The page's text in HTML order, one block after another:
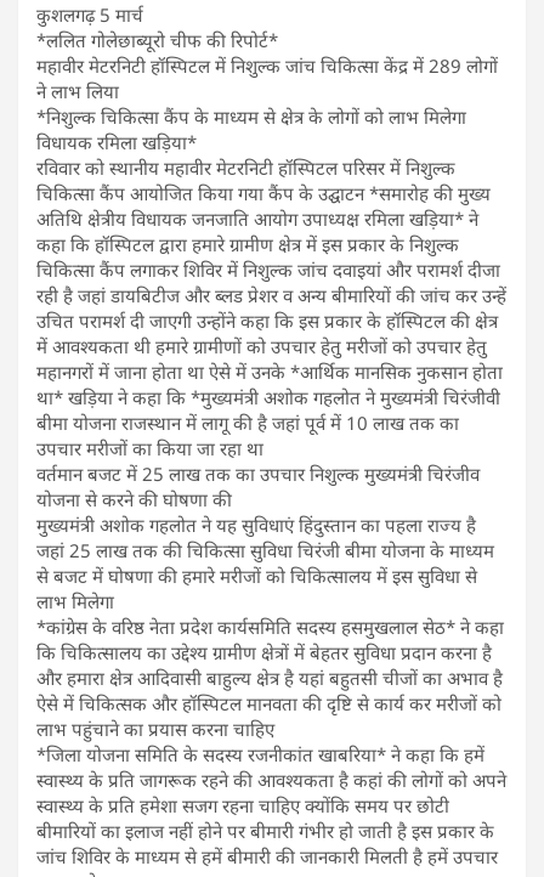
कुशलगढ़ 5 मार्च
*ललित गोलेछाब्यूरो चीफ की रिपोर्ट*
महावीर मेटरनिटी हॉस्पिटल में निशुल्क जांच चिकित्सा केंद्र में 289 लोगों
ने लाभ लिया
*निशुल्क चिकित्सा कैंप के माध्यम से क्षेत्र के लोगों को लाभ मिलेगा
विधायक रमिला खड़िया*
रविवार को स्थानीय महावीर मेटरनिटी हॉस्पिटल परिसर में निशुल्क
चिकित्सा कैंप आयोजित किया गया कैंप के उद्घाटन *समारोह की मुख्य
अतिथि क्षेत्रीय विधायक जनजाति आयोग उपाध्यक्ष रमिला खड़िया* ने
कहा कि हॉस्पिटल द्वारा हमारे ग्रामीण क्षेत्र में इस प्रकार के निशुल्क
चिकित्सा कैंप लगाकर शिविर में निशुल्क जांच दवाइयां और परामर्श दीजा
रही है जहां डायबिटीज और ब्लड प्रेशर व अन्य बीमारियों की जांच कर उन्हें
उचित परामर्श दी जाएगी उन्होंने कहा कि इस प्रकार के हॉस्पिटल की क्षेत्र
में आवश्यकता थी हमारे ग्रामीणों को उपचार हेतु मरीजों को उपचार हेतु
महानगरों में जाना होता था ऐसे में उनके *आर्थिक मानसिक नुकसान होता
था* खड़िया ने कहा कि *मुख्यमंत्री अशोक गहलोत ने मुख्यमंत्री चिरंजीवी
बीमा योजना राजस्थान में लागू की है जहां पूर्व में 10 लाख तक का
उपचार मरीजों का किया जा रहा था
वर्तमान बजट में 25 लाख तक का उपचार निशुल्क मुख्यमंत्री चिरंजीव
योजना से करने की घोषणा की
मुख्यमंत्री अशोक गहलोत ने यह सुविधाएं हिंदुस्तान का पहला राज्य है
जहां 25 लाख तक की चिकित्सा सुविधा चिरंजी बीमा योजना के माध्यम
से बजट में घोषणा की हमारे मरीजों को चिकित्सालय में इस सुविधा से
लाभ मिलेगा
*कांग्रेस के वरिष्ठ नेता प्रदेश कार्यसमिति सदस्य हसमुखलाल सेठ* ने कहा
कि चिकित्सालय का उद्देश्य ग्रामीण क्षेत्रों में बेहतर सुविधा प्रदान करना है
और हमारा क्षेत्र आदिवासी बाहुल्य क्षेत्र है यहां बहुतसी चीजों का अभाव है
ऐसे में चिकित्सक और हॉस्पिटल मानवता की दृष्टि से कार्य कर मरीजों को
लाभ पहुंचाने का प्रयास करना चाहिए
*जिला योजना समिति के सदस्य रजनीकांत खाबरिया* ने कहा कि हमें
स्वास्थ्य के प्रति जागरूक रहने की आवश्यकता है कहां की लोगों को अपने
स्वास्थ्य के प्रति हमेशा सजग रहना चाहिए क्योंकि समय पर छोटी
बीमारियों का इलाज नहीं होने पर बीमारी गंभीर हो जाती है इस प्रकार के
जांच शिविर के माध्यम से हमें बीमारी की जानकारी मिलती है हमें उपचार